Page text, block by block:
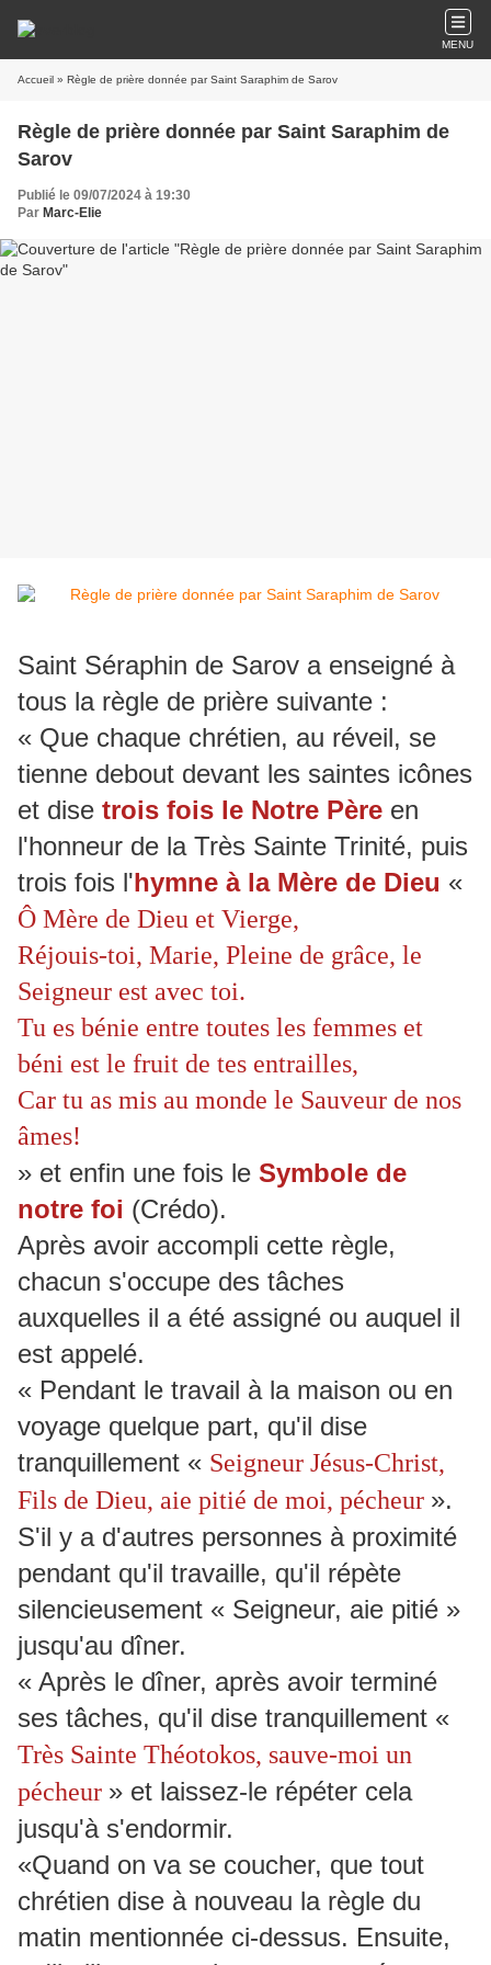
MENU
Accueil » Règle de prière donnée par Saint Saraphim de Sarov
Règle de prière donnée par Saint Saraphim de
Sarov
Publié le 09/07/2024 à 19:30
Par Marc-Elie
Saint Séraphin de Sarov a enseigné à
tous la règle de prière suivante :
« Que chaque chrétien, au réveil, se
tienne debout devant les saintes icônes
et dise trois fois le Notre Père en
l'honneur de la Très Sainte Trinité, puis
trois fois l'hymne à la Mère de Dieu «
Ô Mère de Dieu et Vierge,
Réjouis-toi, Marie, Pleine de grâce, le
Seigneur est avec toi.
Tu es bénie entre toutes les femmes et
béni est le fruit de tes entrailles,
Car tu as mis au monde le Sauveur de nos
âmes!
» et enfin une fois le Symbole de
notre foi (Crédo).
Après avoir accompli cette règle,
chacun s'occupe des tâches
auxquelles il a été assigné ou auquel il
est appelé.
« Pendant le travail à la maison ou en
voyage quelque part, qu'il dise
tranquillement « Seigneur Jésus-Christ,
Fils de Dieu, aie pitié de moi, pécheur ».
S'il y a d'autres personnes à proximité
pendant qu'il travaille, qu'il répète
silencieusement « Seigneur, aie pitié »
jusqu'au dîner.
« Après le dîner, après avoir terminé
ses tâches, qu'il dise tranquillement «
Très Sainte Théotokos, sauve-moi un
pécheur » et laissez-le répéter cela
jusqu'à s'endormir.
«Quand on va se coucher, que tout
chrétien dise à nouveau la règle du
matin mentionnée ci-dessus. Ensuite,